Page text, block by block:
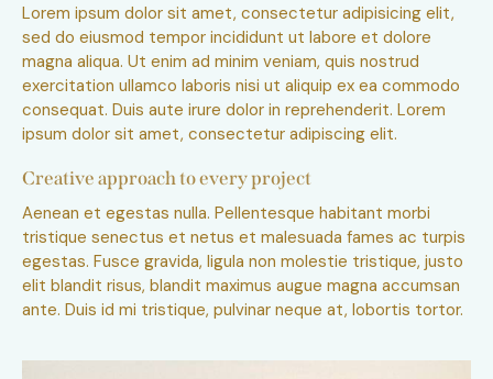
Lorem ipsum dolor sit amet, consectetur adipisicing elit,
sed do eiusmod tempor incididunt ut labore et dolore
magna aliqua. Ut enim ad minim veniam, quis nostrud
exercitation ullamco laboris nisi ut aliquip ex ea commodo
consequat. Duis aute irure dolor in reprehenderit. Lorem
ipsum dolor sit amet, consectetur adipiscing elit.
Creative approach to every project
Aenean et egestas nulla. Pellentesque habitant morbi
tristique senectus et netus et malesuada fames ac turpis
egestas. Fusce gravida, ligula non molestie tristique, justo
elit blandit risus, blandit maximus augue magna accumsan
ante. Duis id mi tristique, pulvinar neque at, lobortis tortor.